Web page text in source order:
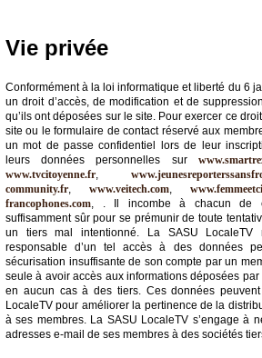
Vie privée
Conformément à la loi informatique et liberté du 6
un droit d’accès, de modification et de
qu’ils ont déposées sur le site. Pour exercer ce
site ou le formulaire de contact réservé aux
un mot de passe confidentiel lors de leur
leurs données personnelles sur
www.tvcitoyenne.fr
community.fr
www.veitech.com
francophones.com , . Il incombe à chacun de
suffisamment sûr pour se prémunir de toute
un tiers mal intentionné. La SASU
responsable d’un tel accès à des données
sécurisation insuffisante de son compte par un
seule à avoir accès aux informations déposées
en aucun cas à des tiers. Ces données
LocaleTV pour améliorer la pertinence de la
à ses membres. La SASU LocaleTV s’engage à
adresses e-mail de ses membres à des sociétés